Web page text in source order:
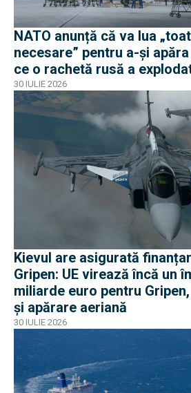
NATO anunță că va lua
necesare” pentru a-și
ce o rachetă rusă a
30 IULIE 2026
Kievul are asigurată
Gripen: UE virează încă un
miliarde euro pentru
și apărare aeriană
30 IULIE 2026